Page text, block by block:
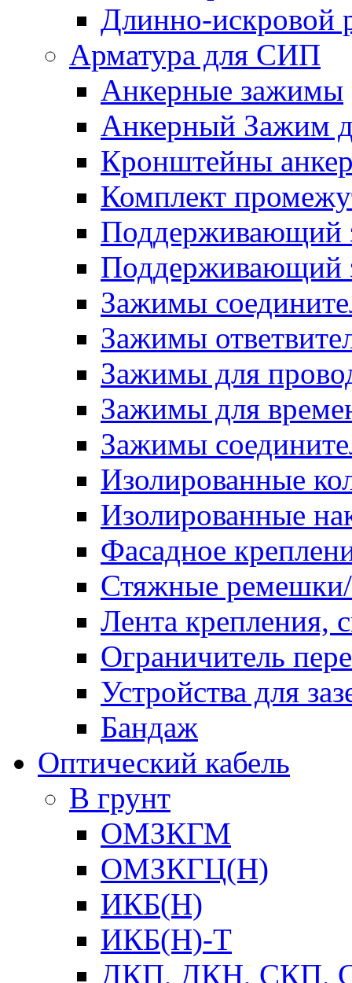
Длинно-искровой
Арматура для СИП
Анкерные зажимы
Анкерный Зажим
Кронштейны
Комплект
Зажимы
Зажимы
Зажимы для
Зажимы для
Зажимы
Изолированные
Изолированные
Фасадное
Стяжные
Лента крепления,
Ограничитель
Устройства для
Бандаж
Оптический кабель
В грунт
ОМЗКГМ
ОМЗКГЦ(Н)
ИКБ(Н)
ИКБ(Н)-Т
ДКП, ДКН, СКП,